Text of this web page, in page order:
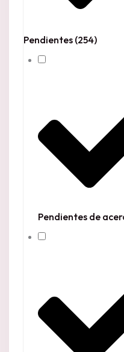
Pendientes (254)
Pendientes de